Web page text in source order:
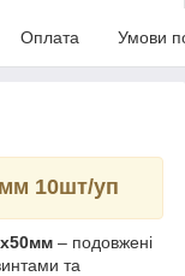
Оплата Умови
10шт/уп
– подовжені
та